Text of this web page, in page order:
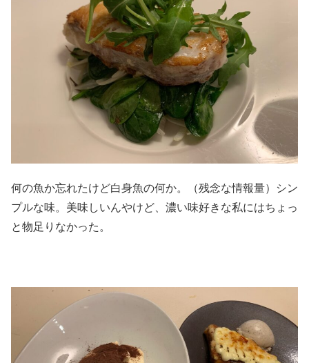
何の魚か忘れたけど白身魚の何か。（残念な情報量）シン
プルな味。美味しいんやけど、濃い味好きな私にはちょっ
と物足りなかった。